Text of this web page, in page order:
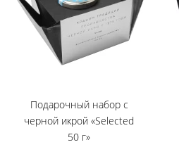
Подарочный набор c
черной икрой «Selected
50 г»